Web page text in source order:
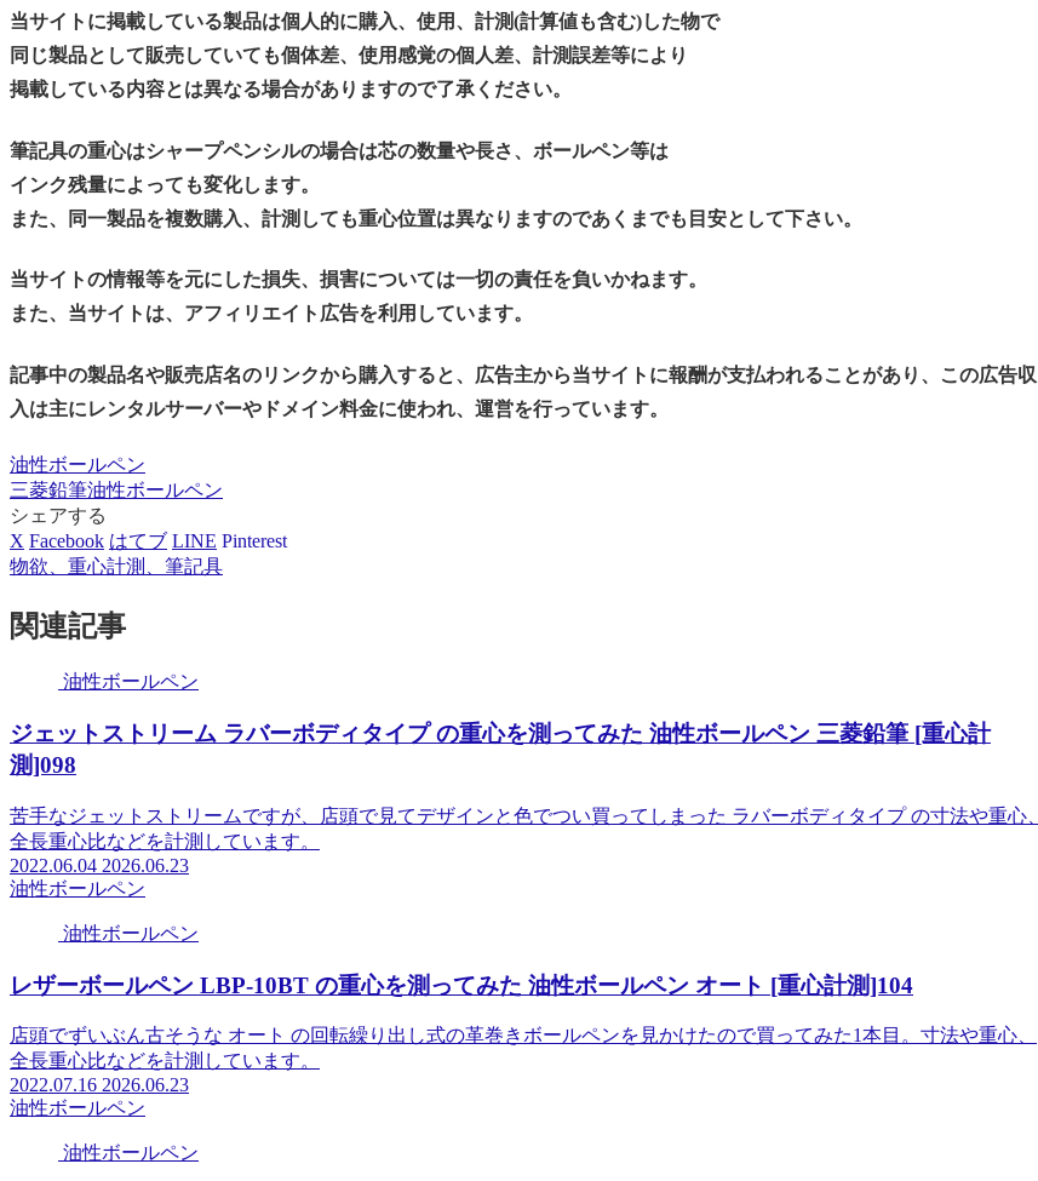
当サイトに掲載している製品は個人的に購入、使用、計測(計算値も含む)した物で
同じ製品として販売していても個体差、使用感覚の個人差、計測誤差等により
掲載している内容とは異なる場合がありますので了承ください。
筆記具の重心はシャープペンシルの場合は芯の数量や長さ、ボールペン等は
インク残量によっても変化します。
また、同一製品を複数購入、計測しても重心位置は異なりますのであくまでも目安として下さい。
当サイトの情報等を元にした損失、損害については一切の責任を負いかねます。
また、当サイトは、アフィリエイト広告を利用しています。
記事中の製品名や販売店名のリンクから購入すると、広告主から当サイトに報酬が支払われることがあり、この広告収
入は主にレンタルサーバーやドメイン料金に使われ、運営を行っています。
油性ボールペン
三菱鉛筆油性ボールペン
シェアする
X Facebook はてブ LINE Pinterest
物欲、重心計測、筆記具
関連記事
油性ボールペン
ジェットストリーム ラバーボディタイプ の重心を測ってみた 油性ボールペン 三菱鉛筆 [重心計
測]098
苦手なジェットストリームですが、店頭で見てデザインと色でつい買ってしまった ラバーボディタイプ の寸法や重心、
全長重心比などを計測しています。
2022.06.04 2026.06.23
油性ボールペン
油性ボールペン
レザーボールペン LBP-10BT の重心を測ってみた 油性ボールペン オート [重心計測]104
店頭でずいぶん古そうな オート の回転繰り出し式の革巻きボールペンを見かけたので買ってみた1本目。寸法や重心、
全長重心比などを計測しています。
2022.07.16 2026.06.23
油性ボールペン
油性ボールペン